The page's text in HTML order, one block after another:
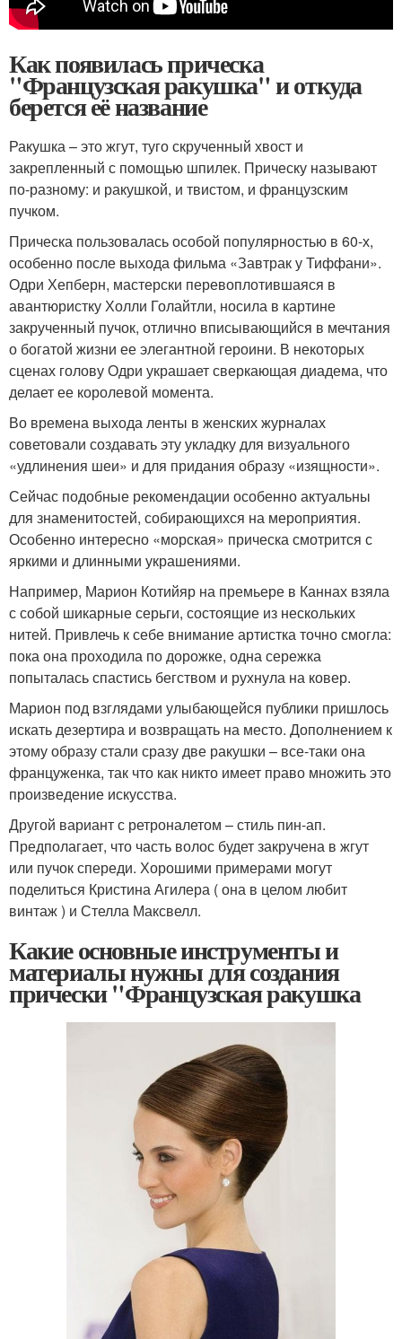
Как появилась прическа
"Французская ракушка" и откуда
берется её название
Ракушка – это жгут, туго скрученный хвост и
закрепленный с помощью шпилек. Прическу называют
по-разному: и ракушкой, и твистом, и французским
пучком.
Прическа пользовалась особой популярностью в 60-х,
особенно после выхода фильма «Завтрак у Тиффани».
Одри Хепберн, мастерски перевоплотившаяся в
авантюристку Холли Голайтли, носила в картине
закрученный пучок, отлично вписывающийся в мечтания
о богатой жизни ее элегантной героини. В некоторых
сценах голову Одри украшает сверкающая диадема, что
делает ее королевой момента.
Во времена выхода ленты в женских журналах
советовали создавать эту укладку для визуального
«удлинения шеи» и для придания образу «изящности».
Сейчас подобные рекомендации особенно актуальны
для знаменитостей, собирающихся на мероприятия.
Особенно интересно «морская» прическа смотрится с
яркими и длинными украшениями.
Например, Марион Котийяр на премьере в Каннах взяла
с собой шикарные серьги, состоящие из нескольких
нитей. Привлечь к себе внимание артистка точно смогла:
пока она проходила по дорожке, одна сережка
попыталась спастись бегством и рухнула на ковер.
Марион под взглядами улыбающейся публики пришлось
искать дезертира и возвращать на место. Дополнением к
этому образу стали сразу две ракушки – все-таки она
француженка, так что как никто имеет право множить это
произведение искусства.
Другой вариант с ретроналетом – стиль пин-ап.
Предполагает, что часть волос будет закручена в жгут
или пучок спереди. Хорошими примерами могут
поделиться Кристина Агилера ( она в целом любит
винтаж ) и Стелла Максвелл.
Какие основные инструменты и
материалы нужны для создания
прически "Французская ракушка